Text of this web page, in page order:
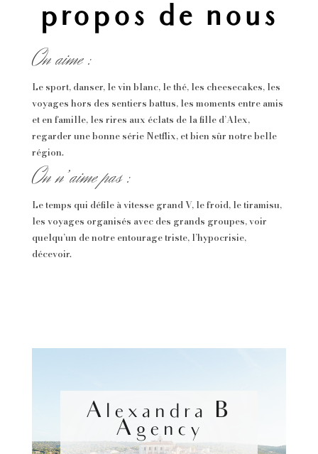
propos de nous
On aime :
Le sport, danser, le vin blanc, le thé, les cheesecakes, les
voyages hors des sentiers battus, les moments entre amis
et en famille, les rires aux éclats de la fille d’Alex,
regarder une bonne série Netflix, et bien sûr notre belle
région.
On n’aime pas :
Le temps qui défile à vitesse grand V, le froid, le tiramisu,
les voyages organisés avec des grands groupes, voir
quelqu’un de notre entourage triste, l’hypocrisie,
décevoir.
Alexandra B
Agency